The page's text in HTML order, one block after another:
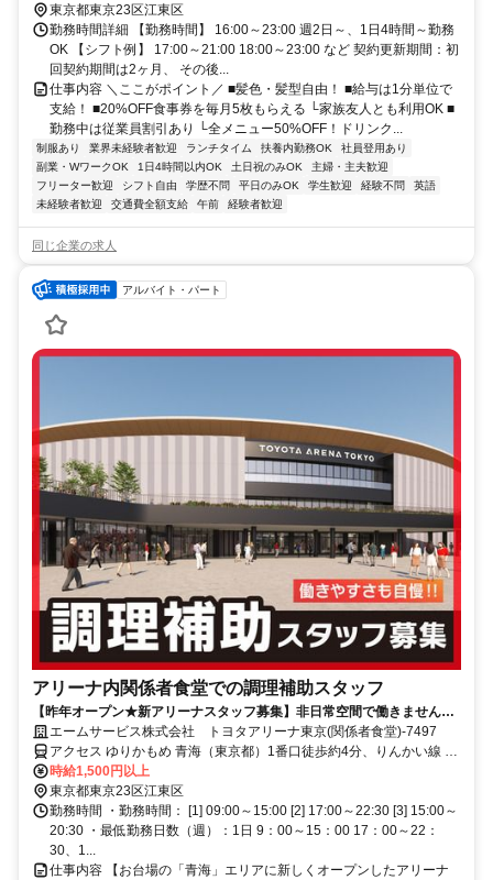
東京都東京23区江東区
勤務時間詳細 【勤務時間】 16:00～23:00 週2日～、1日4時間～勤務
OK 【シフト例】 17:00～21:00 18:00～23:00 など 契約更新期間：初
回契約期間は2ヶ月、 その後...
仕事内容 ＼ここがポイント／ ■髪色・髪型自由！ ■給与は1分単位で
支給！ ■20%OFF食事券を毎月5枚もらえる └家族友人とも利用OK ■
勤務中は従業員割引あり └全メニュー50%OFF！ドリンク...
制服あり 業界未経験者歓迎 ランチタイム 扶養内勤務OK
社員登用あり
副業・WワークOK
1日4時間以内OK 土日祝のみOK
主婦・主夫歓迎
フリーター歓迎
シフト自由 学歴不問 平日のみOK 学生歓迎 経験不問
英語
未経験者歓迎
交通費全額支給 午前 経験者歓迎
同じ企業の求人
アルバイト・パート
アリーナ内関係者食堂での調理補助スタッフ
【昨年オープン★新アリーナスタッフ募集】非日常空間で働きません
か？週1日～OK！未経験者も大歓迎！
エームサービス株式会社 トヨタアリーナ東京(関係者食堂)-7497
アクセス ゆりかもめ 青海（東京都）1番口徒歩約4分、りんかい線 東
京テレポートA口徒歩約8分、ゆりかもめ 東京ビッグサイト（ゆりか
もめ）1番口徒歩約12分
時給1,500円以上
東京都東京23区江東区
勤務時間 ・勤務時間： [1] 09:00～15:00 [2] 17:00～22:30 [3] 15:00～
20:30 ・最低勤務日数（週）：1日 9：00～15：00 17：00～22：
30、1...
仕事内容 【お台場の「青海」エリアに新しくオープンしたアリーナ